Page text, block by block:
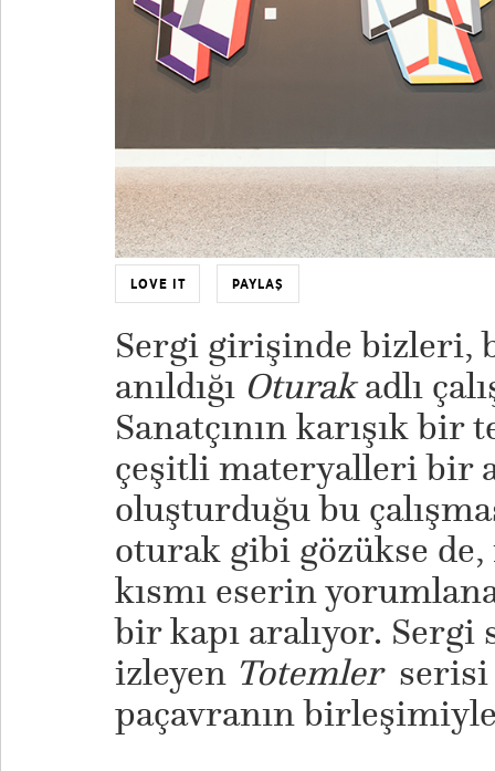
LOVE IT PAYLAŞ
Sergi girişinde bizleri,
anıldığı Oturakadlı
Sanatçının karışık
çeşitli materyalleri bir
oluşturduğu bu
oturak gibi gözükse de,
kısmı eserin
bir kapı aralıyor.
izleyen Totemlerserisi
paçavranın